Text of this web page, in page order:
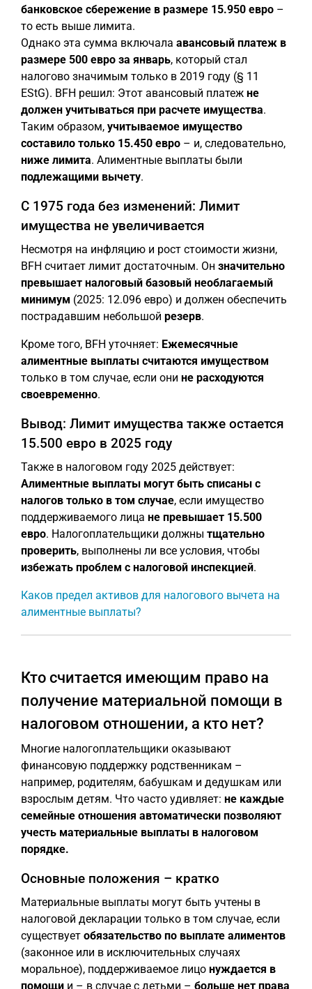
банковское сбережение в размере 15.950 евро –
то есть выше лимита.
Однако эта сумма включала авансовый платеж в
размере 500 евро за январь, который стал
налогово значимым только в 2019 году (§ 11
EStG). BFH решил: Этот авансовый платеж не
должен учитываться при расчете имущества.
Таким образом, учитываемое имущество
составило только 15.450 евро – и, следовательно,
ниже лимита. Алиментные выплаты были
подлежащими вычету.
С 1975 года без изменений: Лимит
имущества не увеличивается
Несмотря на инфляцию и рост стоимости жизни,
BFH считает лимит достаточным. Он значительно
превышает налоговый базовый необлагаемый
минимум (2025: 12.096 евро) и должен обеспечить
пострадавшим небольшой резерв.
Кроме того, BFH уточняет: Ежемесячные
алиментные выплаты считаются имуществом
только в том случае, если они не расходуются
своевременно.
Вывод: Лимит имущества также остается
15.500 евро в 2025 году
Также в налоговом году 2025 действует:
Алиментные выплаты могут быть списаны с
налогов только в том случае, если имущество
поддерживаемого лица не превышает 15.500
евро. Налогоплательщики должны тщательно
проверить, выполнены ли все условия, чтобы
избежать проблем с налоговой инспекцией.
Каков предел активов для налогового вычета на
алиментные выплаты?
Кто считается имеющим право на
получение материальной помощи в
налоговом отношении, а кто нет?
Многие налогоплательщики оказывают
финансовую поддержку родственникам –
например, родителям, бабушкам и дедушкам или
взрослым детям. Что часто удивляет: не каждые
семейные отношения автоматически позволяют
учесть материальные выплаты в налоговом
порядке.
Основные положения – кратко
Материальные выплаты могут быть учтены в
налоговой декларации только в том случае, если
существует обязательство по выплате алиментов
(законное или в исключительных случаях
моральное), поддерживаемое лицо нуждается в
помощи и – в случае с детьми – больше нет права